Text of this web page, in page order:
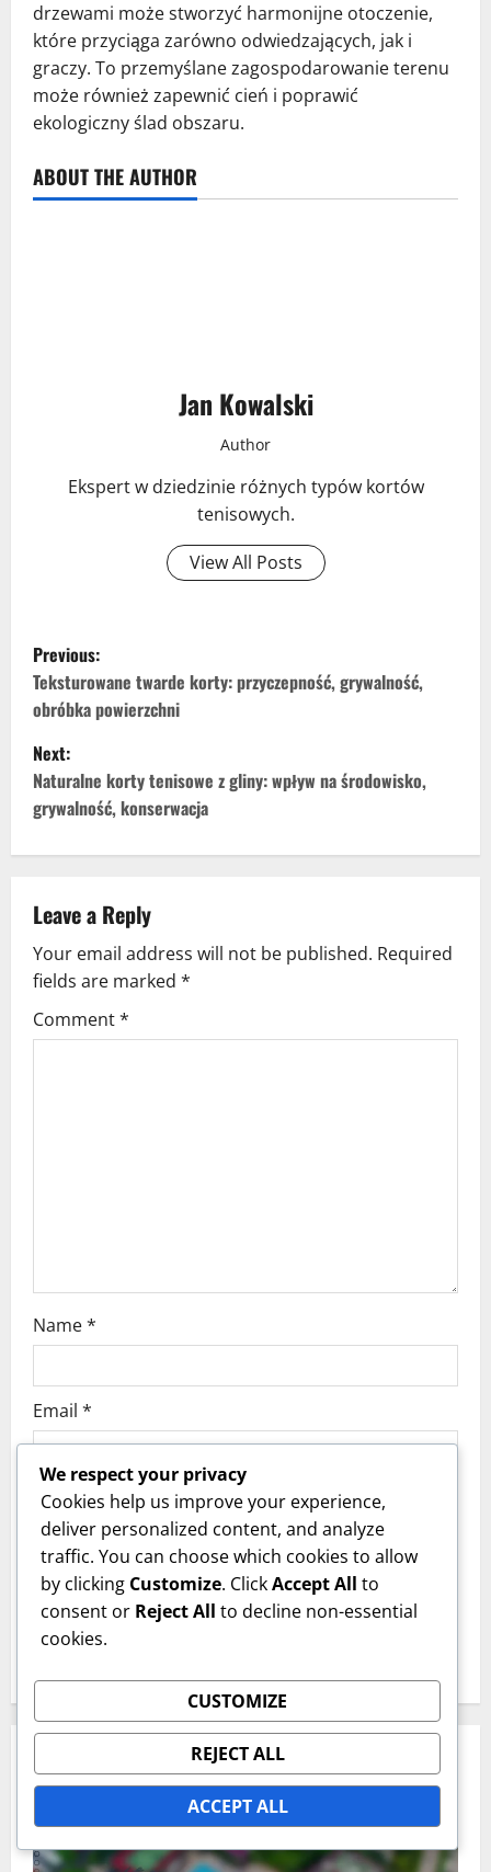
drzewami może stworzyć harmonijne otoczenie,
które przyciąga zarówno odwiedzających, jak i
graczy. To przemyślane zagospodarowanie terenu
może również zapewnić cień i poprawić
ekologiczny ślad obszaru.
ABOUT THE AUTHOR
Jan Kowalski
Author
Ekspert w dziedzinie różnych typów kortów
tenisowych.
View All Posts
P
o
s
t
n
v
i
g
Previous:
Teksturowane twarde korty: przyczepność, grywalność,
obróbka powierzchni
Next:
Naturalne korty tenisowe z gliny: wpływ na środowisko,
grywalność, konserwacja
Leave a Reply
Your email address will not be published. Required
fields are marked *
Comment*
Name*
Email *
Website
Save my name, email, and website in this
browser for the next time I comment.
We respect your privacy
Cookies help us improve your experience,
deliver personalized content, and analyze
traffic. You can choose which cookies to allow
by clicking Customize. ClickAccept All to
consent or Reject All to decline non-essential
cookies.
CUSTOMIZE
REJECT ALL
ACCEPT ALL